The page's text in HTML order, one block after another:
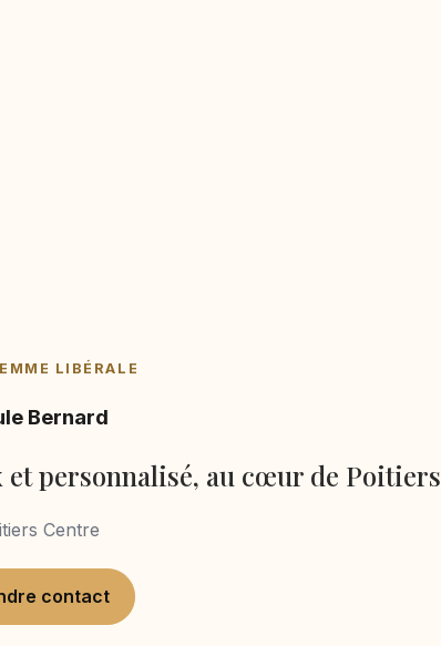
LIBÉRALE
Bernard
et personnalisé, au cœur de Poitiers
Centre
contact